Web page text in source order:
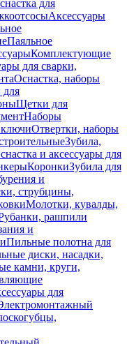
для
Аксессуары
Паяльное
Комплектующие
для сварки,
Оснастка, наборы
Щетки для
Наборы
Отвертки, наборы
Зубила,
и аксессуары для
КоронкиЗубила для
и
струбцины,
Молотки, кувалды,
рашпили
и
Пильные полотна для
диски, насадки,
камни, круги,
для